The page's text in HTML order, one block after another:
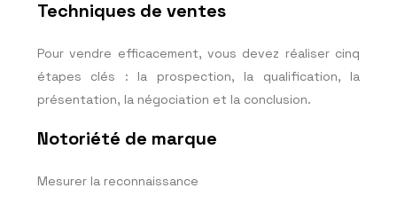
Techniques de ventes
Pour vendre efficacement, vous devez réaliser cinq
étapes clés : la prospection, la qualification, la
présentation, la négociation et la conclusion.
Notoriété de marque
Mesurer la reconnaissance